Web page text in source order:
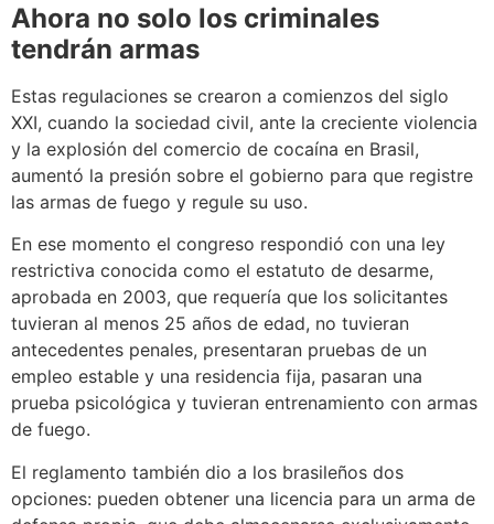
Ahora no solo los criminales
tendrán armas
Estas regulaciones se crearon a comienzos del siglo
XXI, cuando la sociedad civil, ante la creciente violencia
y la explosión del comercio de cocaína en Brasil,
aumentó la presión sobre el gobierno para que registre
las armas de fuego y regule su uso.
En ese momento el congreso respondió con una ley
restrictiva conocida como el estatuto de desarme,
aprobada en 2003, que requería que los solicitantes
tuvieran al menos 25 años de edad, no tuvieran
antecedentes penales, presentaran pruebas de un
empleo estable y una residencia fija, pasaran una
prueba psicológica y tuvieran entrenamiento con armas
de fuego.
El reglamento también dio a los brasileños dos
opciones: pueden obtener una licencia para un arma de